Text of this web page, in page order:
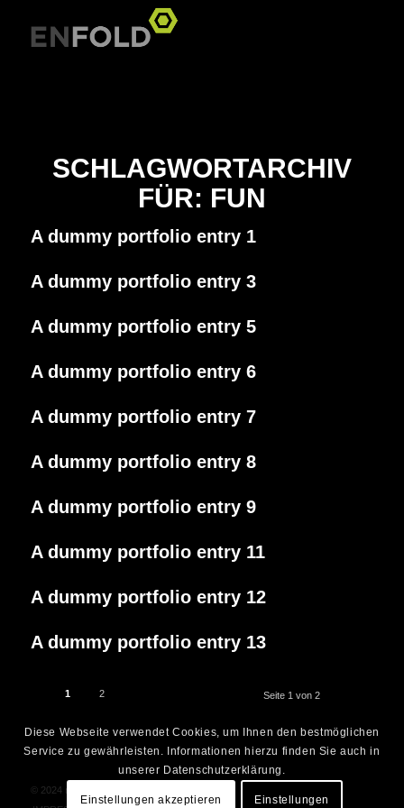
SCHLAGWORTARCHIV
FÜR: FUN
A dummy portfolio entry 1
A dummy portfolio entry 3
A dummy portfolio entry 5
A dummy portfolio entry 6
A dummy portfolio entry 7
A dummy portfolio entry 8
A dummy portfolio entry 9
A dummy portfolio entry 11
A dummy portfolio entry 12
A dummy portfolio entry 13
Seite 1 von 2
1 2
© 2024 markus guentner
Diese Webseite verwendet Cookies, um Ihnen den bestmöglichen
Service zu gewährleisten. Informationen hierzu finden Sie auch in
unserer Datenschutzerklärung.
Einstellungen akzeptieren Einstellungen